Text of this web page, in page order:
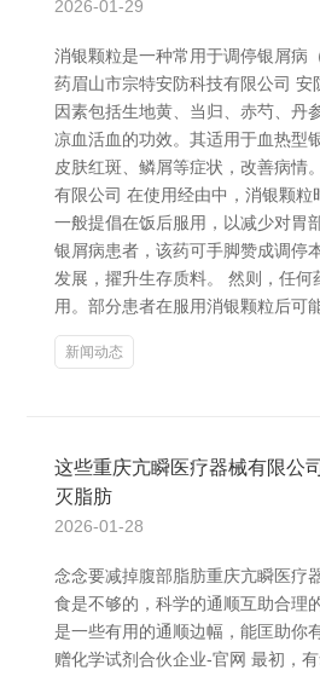
2026-01-29
消银颗粒是一种常用于调停银屑病
药眉山市宗特安防科技有限公司 安
因素包括生地黄、当归、赤芍、丹
凉血活血的功效。其适用于血热型
皮肤红斑、鳞屑等症状，改善病情
有限公司 在使用经由中，消银颗粒
一般提倡在饭后服用，以减少对胃
银屑病患者，该药可手脚赞成调停
发展，擢升生存质料。 然则，任
用。部分患者在服用消银颗粒后可
新闻动态
这些重庆亢瞬医疗器械有限公
灭脂肪
2026-01-28
念念要减掉腹部脂肪重庆亢瞬医疗
食是不够的，科学的通顺互助合理
是一些有用的通顺边幅，能匡助你
赠化学试剂合伙企业-官网 最初，